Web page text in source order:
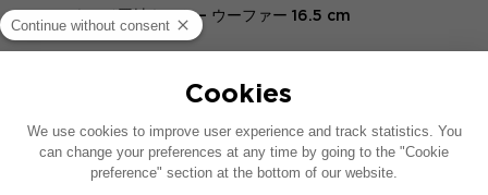
2ウェイ同軸キット – ウーファー 16.5 cm